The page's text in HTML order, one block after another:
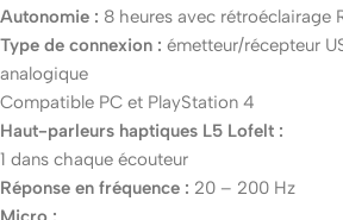
Autonomie : 8 heures avec rétroéclairage
Type de connexion : émetteur/récepteur
analogique
Compatible PC et PlayStation 4
Haut-parleurs haptiques L5 Lofelt :
1 dans chaque écouteur
Réponse en fréquence : 20 – 200 Hz